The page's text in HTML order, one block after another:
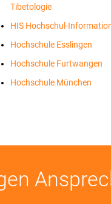
Tibetologie
HIS Hochschul-
Hochschule Esslingen
Hochschule Furtwangen
Hochschule München